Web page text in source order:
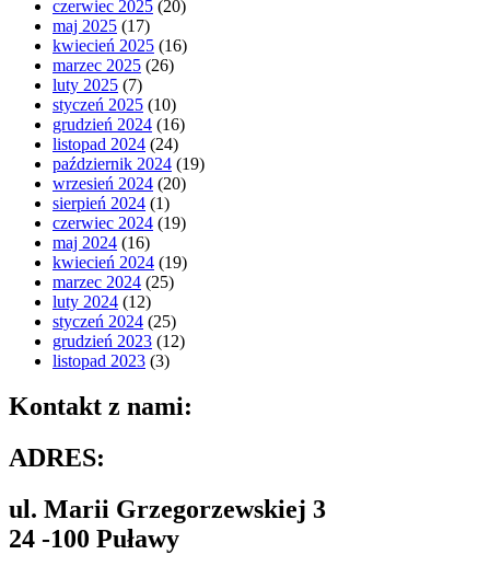
czerwiec 2025 (20)
maj 2025 (17)
kwiecień 2025 (16)
marzec 2025 (26)
luty 2025 (7)
styczeń 2025 (10)
grudzień 2024 (16)
listopad 2024 (24)
październik 2024 (19)
wrzesień 2024 (20)
sierpień 2024 (1)
czerwiec 2024 (19)
maj 2024 (16)
kwiecień 2024 (19)
marzec 2024 (25)
luty 2024 (12)
styczeń 2024 (25)
grudzień 2023 (12)
listopad 2023 (3)
Kontakt z nami:
ADRES:
ul. Marii Grzegorzewskiej 3
24 -100 Puławy